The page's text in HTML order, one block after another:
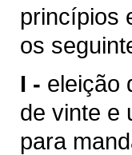
princípios
os
I - eleição
de vinte e
para